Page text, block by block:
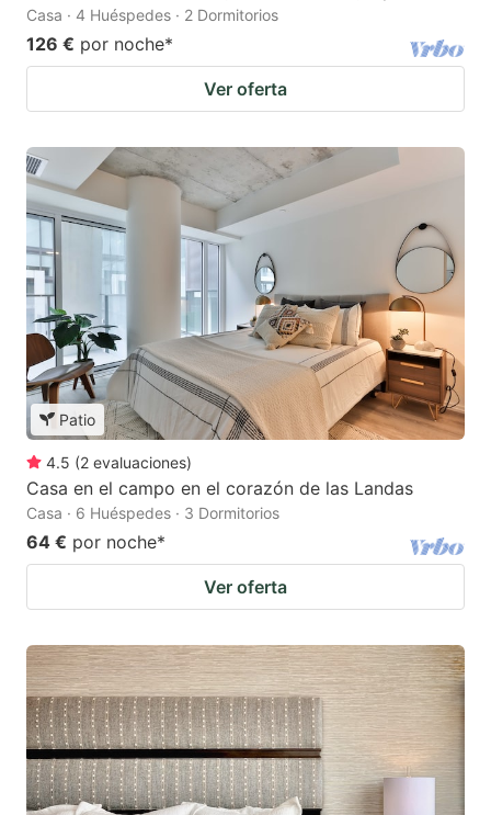
Casa · 4 Huéspedes · 2 Dormitorios
126 € por noche*
Ver oferta
Patio
4.5 (2 evaluaciones)
Casa en el campo en el corazón de las Landas
Casa · 6 Huéspedes · 3 Dormitorios
64 € por noche*
Ver oferta